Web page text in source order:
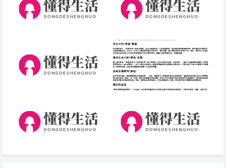
一个人独处的心情文案(独处时
的心灵自在：一个人的世界)